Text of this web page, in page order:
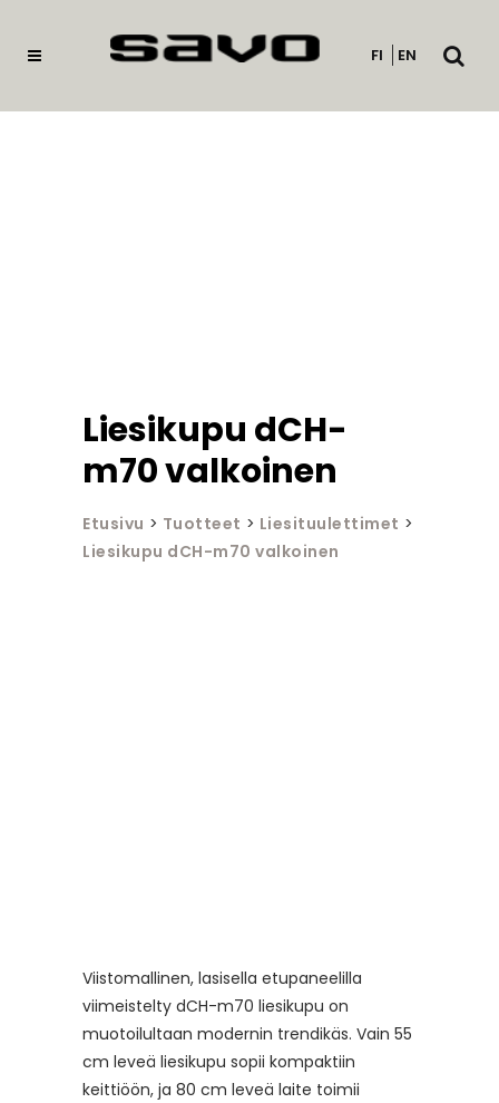
FI EN
Avaa
Liesikupu dCH-
m70 valkoinen
Etusivu > Tuotteet > Liesituulettimet >
Liesikupu dCH-m70 valkoinen
Viistomallinen, lasisella etupaneelilla
viimeistelty dCH-m70 liesikupu on
muotoilultaan modernin trendikäs. Vain 55
cm leveä liesikupu sopii kompaktiin
keittiöön, ja 80 cm leveä laite toimii